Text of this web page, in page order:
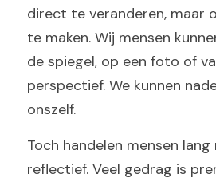
direct te veranderen, maar
te maken. Wij mensen
de spiegel, op een foto of
perspectief. We kunnen
onszelf.
Toch handelen mensen
reflectief. Veel gedrag is